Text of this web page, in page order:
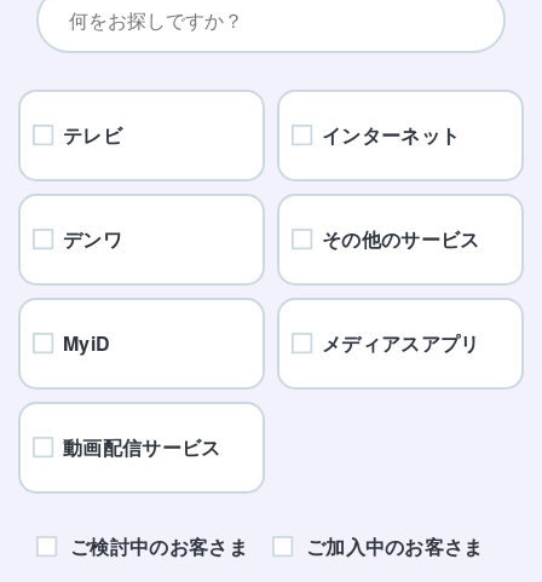
テレビ インターネット
デンワ その他のサービス
MyiD メディアスアプリ
動画配信サービス
ご検討中のお客さま ご加入中のお客さま